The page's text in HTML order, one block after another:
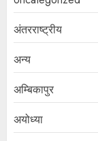
अंतरराष्ट्रीय
अन्य
अम्बिकापुर
अयोध्या